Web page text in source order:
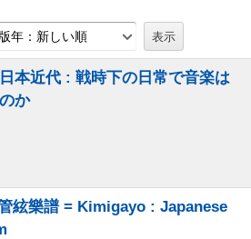
年：新しい順
日本近代 : 戦時下の日常で音楽は
か
絃樂譜 = Kimigayo : Japanese